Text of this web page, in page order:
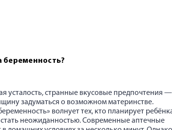
беременность?
усталость, странные вкусовые предпочтения —
задуматься о возможном материнстве.
волнует тех, кто планирует
стать неожиданностью. Современные аптечные